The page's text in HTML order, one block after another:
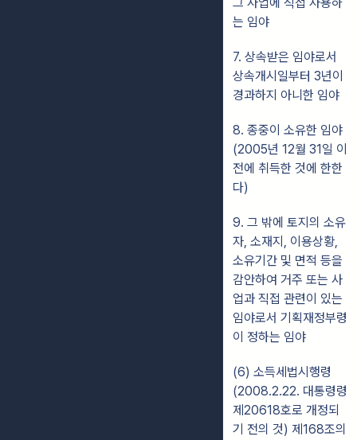
는 임야
7. 상속받은 임야로서
상속개시일부터 3년이
경과하지 아니한 임야
8. 종중이 소유한 임야
(2005년 12월 31일 이
전에 취득한 것에 한한
다)
9. 그 밖에 토지의 소유
자, 소재지, 이용상황,
소유기간 및 면적 등을
감안하여 거주 또는 사
업과 직접 관련이 있는
임야로서 기획재정부령
이 정하는 임야
(6) 소득세법시행령
(2008.2.22. 대통령령
제20618호로 개정되
기 전의 것) 제168조의